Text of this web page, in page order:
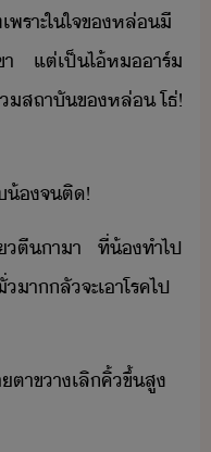
ราะ​ใ​ใจ​ขหล่​ี​
แต่​เป็​ไ้​ห​าร์​
สถาั​ขหล่​ ​โธ่​!​
​จ​ติ​!
ตีา​า​ ​ที่​้​ทำ​ไป​
า​ลั​จะ​เา​โรค​ไป​
าขา​เลิ​คิ้​ขึ้​สู